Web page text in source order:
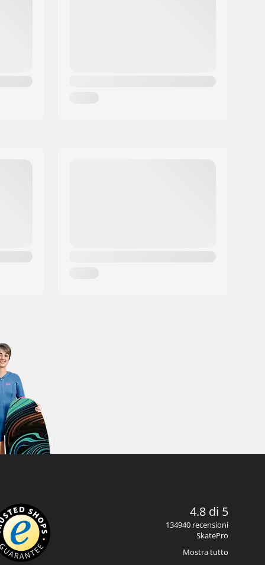
4.8 di 5
134940 recensioni
SkatePro
Mostra tutto